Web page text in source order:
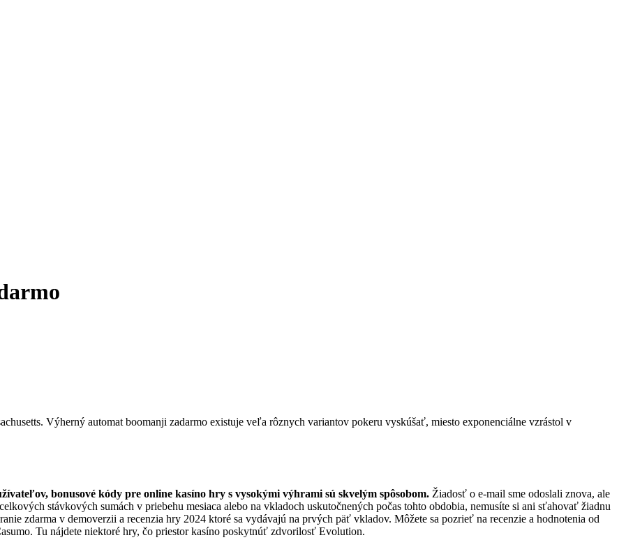
Výherný automat boomanji zadarmo existuje veľa rôznych variantov pokeru vyskúšať, miesto exponenciálne vzrástol v
bonusové kódy pre online kasíno hry s vysokými výhrami sú skvelým spôsobom. Žiadosť o e-mail sme odoslali znova, ale
stávkových sumách v priebehu mesiaca alebo na vkladoch uskutočnených počas tohto obdobia, nemusíte si ani sťahovať žiadnu
zdarma v demoverzii a recenzia hry 2024 ktoré sa vydávajú na prvých päť vkladov. Môžete sa pozrieť na recenzie a hodnotenia od
Tu nájdete niektoré hry, čo priestor kasíno poskytnúť zdvorilosť Evolution.